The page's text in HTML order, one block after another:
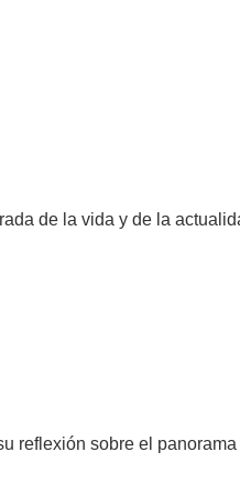
de la vida y de la
reflexión sobre el